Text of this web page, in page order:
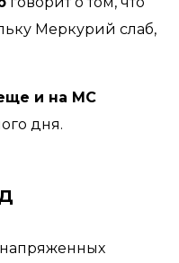
Меркурий слаб,
и на МС
дня.